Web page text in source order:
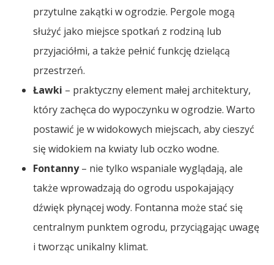
przytulne zakątki w ogrodzie. Pergole mogą
służyć jako miejsce spotkań z rodziną lub
przyjaciółmi, a także pełnić funkcję dzielącą
przestrzeń.
Ławki – praktyczny element małej architektury,
który zachęca do wypoczynku w ogrodzie. Warto
postawić je w widokowych miejscach, aby cieszyć
się widokiem na kwiaty lub oczko wodne.
Fontanny– nie tylko wspaniale wyglądają, ale
także wprowadzają do ogrodu uspokajający
dźwięk płynącej wody. Fontanna może stać się
centralnym punktem ogrodu, przyciągając uwagę
i tworząc unikalny klimat.